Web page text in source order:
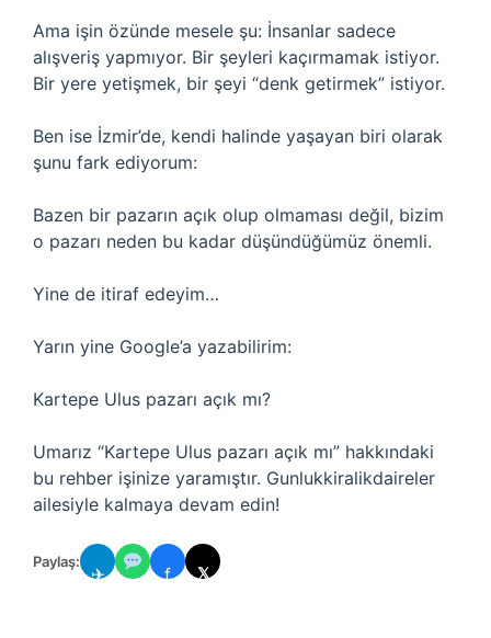
Ama işin özünde mesele şu: İnsanlar sadece
alışveriş yapmıyor. Bir şeyleri kaçırmamak istiyor.
Bir yere yetişmek, bir şeyi “denk getirmek” istiyor.
Ben ise İzmir’de, kendi halinde yaşayan biri olarak
şunu fark ediyorum:
Bazen bir pazarın açık olup olmaması değil, bizim
o pazarı neden bu kadar düşündüğümüz önemli.
Yine de itiraf edeyim…
Yarın yine Google’a yazabilirim:
Kartepe Ulus pazarı açık mı?
Umarız “Kartepe Ulus pazarı açık mı” hakkındaki
bu rehber işinize yaramıştır. Gunlukkiralikdaireler
ailesiyle kalmaya devam edin!
Paylaş:
✈ f 𝕏